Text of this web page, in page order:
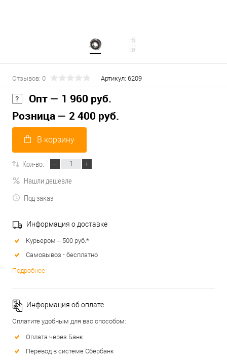
Отзывов: 0 Артикул: 6209
Опт — 1 960 руб.
Розница — 2 400 руб.
В корзину
Кол-во:
Нашли дешевле
Под заказ
Информация о доставке
Курьером – 500 руб.*
Самовывоз - бесплатно
Подробнее
Информация об оплате
Оплатите удобным для вас способом:
Оплата через Банк
Перевод в системе Сбербанк